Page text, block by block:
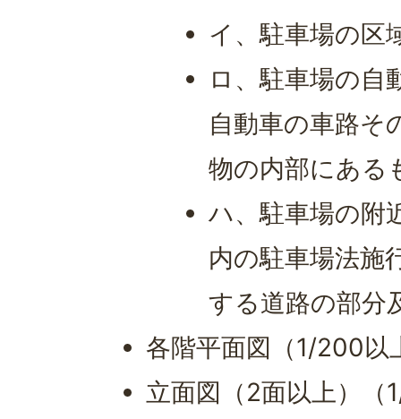
イ、駐車場の区
ロ、駐車場の自
自動車の車路そ
物の内部にある
ハ、駐車場の附
内の駐車場法施
する道路の部分
各階平面図（1/200以
立面図（2面以上）（